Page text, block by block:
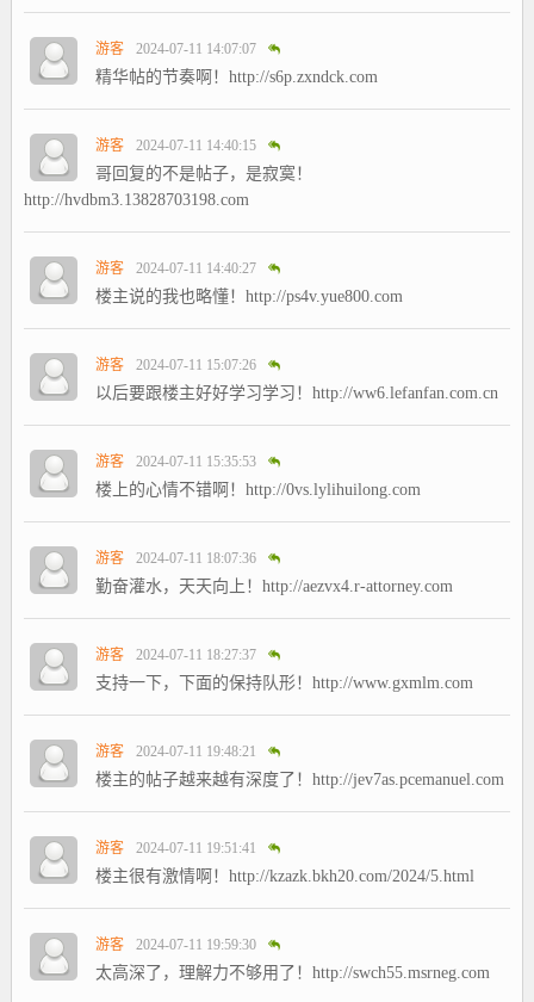
游客 2024-07-11 14:07:07
精华帖的节奏啊！http://s6p.zxndck.com
游客 2024-07-11 14:40:15
哥回复的不是帖子，是寂寞！
http://hvdbm3.13828703198.com
游客 2024-07-11 14:40:27
楼主说的我也略懂！http://ps4v.yue800.com
游客 2024-07-11 15:07:26
以后要跟楼主好好学习学习！http://ww6.lefanfan.com.cn
游客 2024-07-11 15:35:53
楼上的心情不错啊！http://0vs.lylihuilong.com
游客 2024-07-11 18:07:36
勤奋灌水，天天向上！http://aezvx4.r-attorney.com
游客 2024-07-11 18:27:37
支持一下，下面的保持队形！http://www.gxmlm.com
游客 2024-07-11 19:48:21
楼主的帖子越来越有深度了！http://jev7as.pcemanuel.com
游客 2024-07-11 19:51:41
楼主很有激情啊！http://kzazk.bkh20.com/2024/5.html
游客 2024-07-11 19:59:30
太高深了，理解力不够用了！http://swch55.msrneg.com